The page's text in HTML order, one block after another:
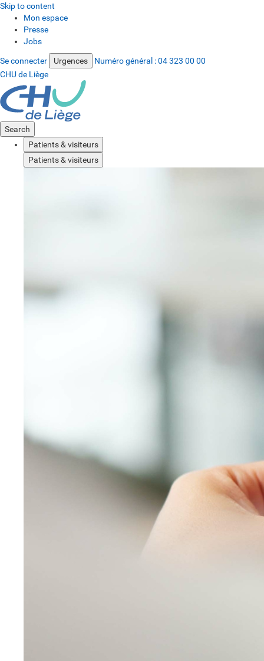
Skip to content
Mon espace
Presse
Jobs
Se connecter Urgences Numéro général :04 323 00 00
CHU de Liège
Search
Patients & visiteurs
Patients & visiteurs